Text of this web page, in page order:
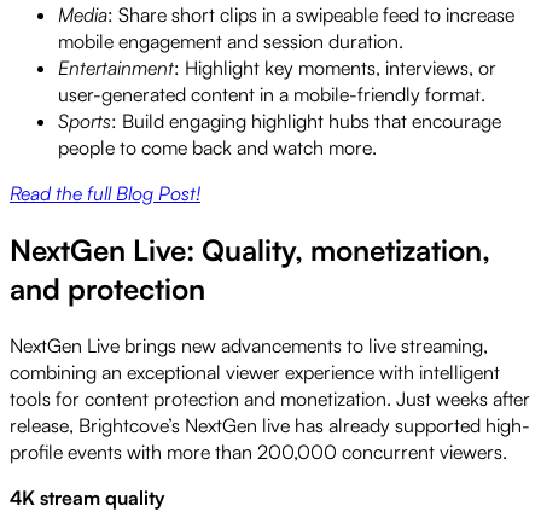
Media: Share short clips in a swipeable feed to increase
mobile engagement and session duration.
Entertainment: Highlight key moments, interviews, or
user-generated content in a mobile-friendly format.
Sports: Build engaging highlight hubs that encourage
people to come back and watch more.
Read the full Blog Post!
NextGen Live: Quality, monetization,
and protection
NextGen Live brings new advancements to live streaming,
combining an exceptional viewer experience with intelligent
tools for content protection and monetization. Just weeks after
release, Brightcove’s NextGen live has already supported high-
profile events with more than 200,000 concurrent viewers.
4K stream quality